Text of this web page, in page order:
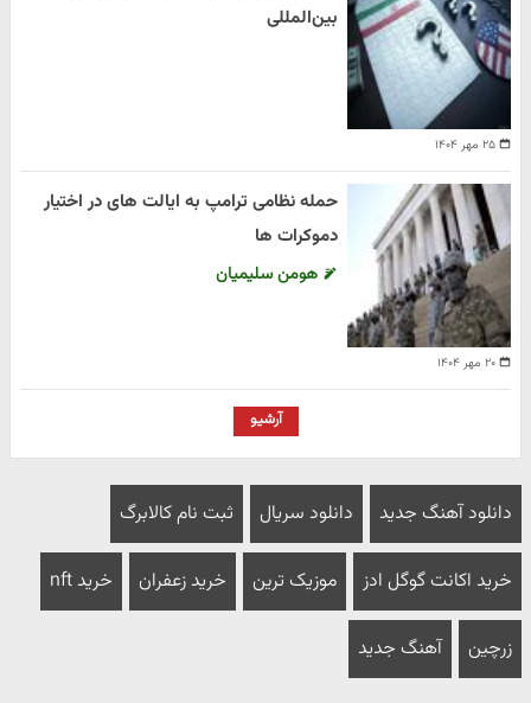
۲۵ مهر ۱۴۰۴
بین‌المللی
۲۰ مهر ۱۴۰۴
حمله نظامی ترامپ به ایالت های در اختیار
دموکرات ها
هومن سلیمیان
آرشیو
دانلود آهنگ جدید دانلود سریال ثبت نام کالابرگ
خرید اکانت گوگل ادز موزیک ترین خرید زعفران خرید nft
زرچین آهنگ جدید